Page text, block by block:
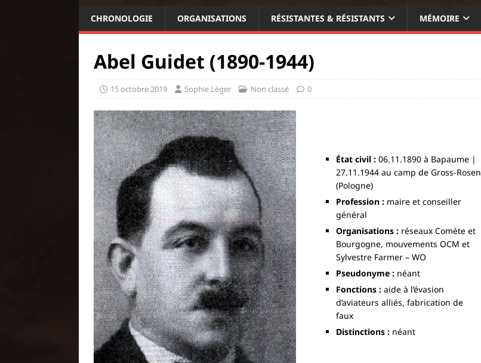
CHRONOLOGIE ORGANISATIONS RÉSISTANTES & RÉSISTANTS MÉMOIRE
Abel Guidet (1890-1944)
15 octobre 2019 Sophie Léger Non classé 0
État civil :06.11.1890 à Bapaume |
27.11.1944 au camp de Gross-Rosen
(Pologne)
Profession : maire et conseiller
général
Organisations : réseaux Comète et
Bourgogne, mouvements OCM et
Sylvestre Farmer – WO
Pseudonyme : néant
Fonctions : aide à l’évasion
d’aviateurs alliés, fabrication de
faux
Distinctions : néant